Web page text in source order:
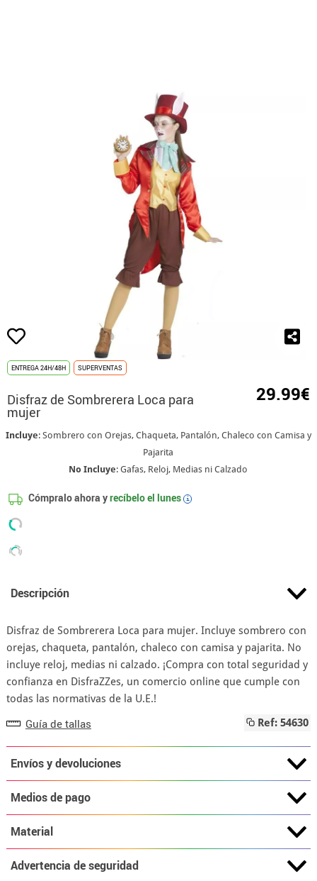
ENTREGA 24H/48H SUPERVENTAS
Disfraz de Sombrerera Loca para
mujer
29.99€
Incluye: Sombrero con Orejas, Chaqueta, Pantalón, Chaleco con Camisa y
Pajarita
No Incluye: Gafas, Reloj, Medias ni Calzado
Cómpralo ahora yrecíbelo el lunes i
Descripción
Disfraz de Sombrerera Loca para mujer. Incluye sombrero con
orejas, chaqueta, pantalón, chaleco con camisa y pajarita. No
incluye reloj, medias ni calzado. ¡Compra con total seguridad y
confianza en DisfraZZes, un comercio online que cumple con
todas las normativas de la U.E.!
Guía de tallas Ref: 54630
Envíos y devoluciones
Medios de pago
Material
Advertencia de seguridad